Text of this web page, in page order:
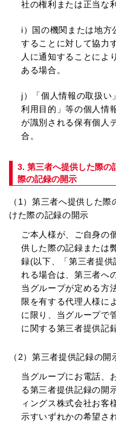
社の権利または正当な
i） 国の機関または地方
することに対して協力
人に通知することによ
ある場合。
j）
「個人情報の取扱
利用目的」等の個人情
が識別される保有個人
合。
3. 第三者へ提供した際の
際の記録の開示
（1）第三者へ提供した
けた際の記録の開示
ご本人様が、ご自身の
供した際の記録または
録(以下、「第三者提供
れる場合は、第三者へ
当グループが定める方
限を有する代理人様に
に限り、当グループで
に関する第三者提供記
（2）第三者提供記録の開
当グループにお電話、
る第三者提供記録の開
ィングス株式会社お客
示すいずれかの希望さ